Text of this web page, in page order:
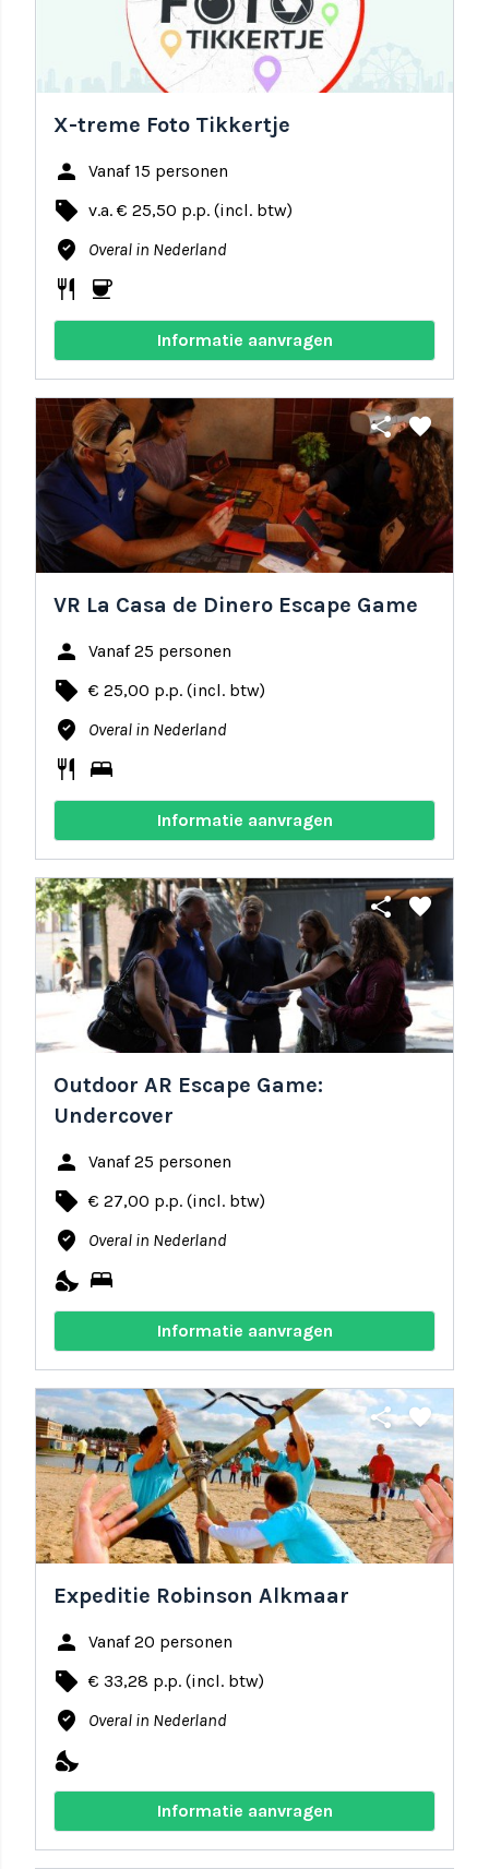
X-treme Foto Tikkertje
person Vanaf 15 personen
local_offer v.a. € 25,50 p.p. (incl. btw)
where_to_vote Overal in Nederland
restaurant coffee
Informatie aanvragen
share favorite
VR La Casa de Dinero Escape Game
person Vanaf 25 personen
local_offer € 25,00 p.p. (incl. btw)
where_to_vote Overal in Nederland
restaurant bed
Informatie aanvragen
share favorite
Outdoor AR Escape Game:
Undercover
person Vanaf 25 personen
local_offer € 27,00 p.p. (incl. btw)
where_to_vote Overal in Nederland
nights_stay bed
Informatie aanvragen
share favorite
Expeditie Robinson Alkmaar
person Vanaf 20 personen
local_offer € 33,28 p.p. (incl. btw)
where_to_vote Overal in Nederland
nights_stay
Informatie aanvragen